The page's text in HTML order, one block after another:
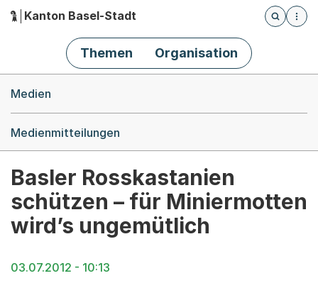
Hauptnavigation
Kanton Basel-Stadt
Öffnet
Themen Organisation
Medien
Medienmitteilungen
Basler Rosskastanien
schützen – für Miniermotten
wird’s ungemütlich
03.07.2012 - 10:13